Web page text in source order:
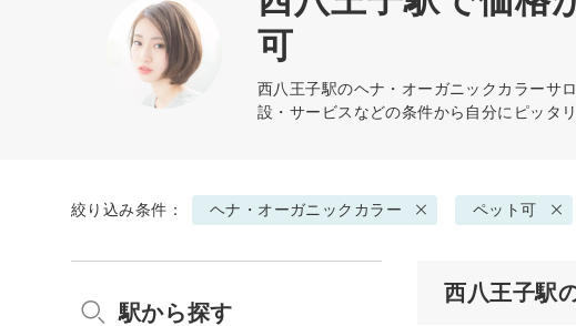
可
西八王子駅のヘナ・オーガニックカラーサ
設・サービスなどの条件から自分にピッタ
絞り込み条件： ヘナ・オーガニックカラー ペット可
西八王子駅
駅から探す